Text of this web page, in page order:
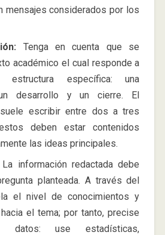
mensajes considerados por los
Tenga en cuenta que se
académico el cual responde a
específica: una
un desarrollo y un cierre. El
escribir entre dos a tres
deben estar contenidos
las ideas principales.
La información redactada debe
planteada. A través del
el nivel de conocimientos y
el tema; por tanto, precise
datos: use estadísticas,